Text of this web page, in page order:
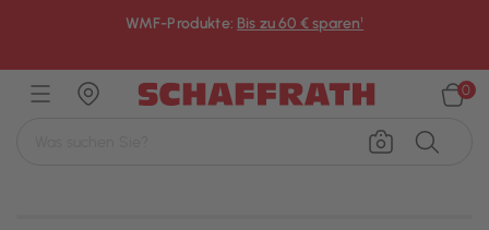
WMF-Produkte: Bis zu 60 € sparen¹
0